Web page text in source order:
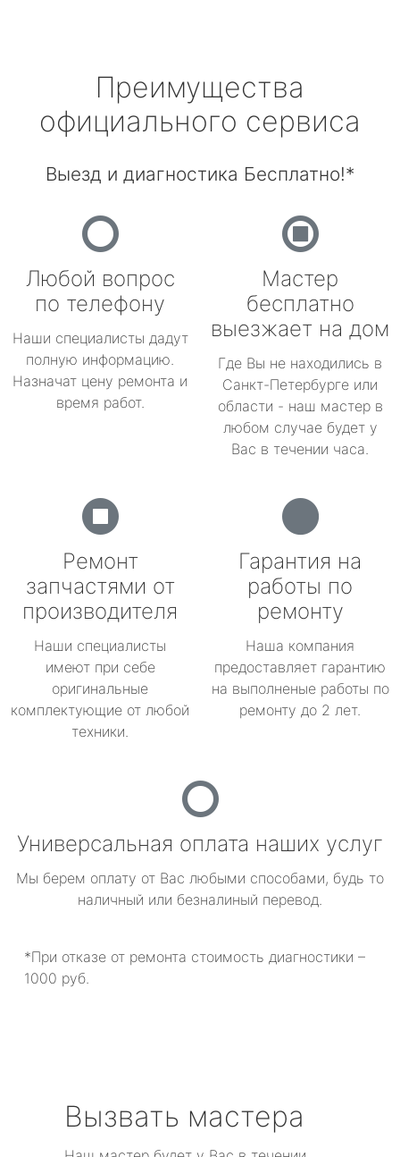
Преимущества
официального сервиса
Выезд и диагностика Бесплатно!*
Любой вопрос
по телефону
Наши специалисты дадут
полную информацию.
Назначат цену ремонта и
время работ.
Мастер
бесплатно
выезжает на дом
Где Вы не находились в
Санкт-Петербурге или
области - наш мастер в
любом случае будет у
Вас в течении часа.
Ремонт
запчастями от
производителя
Наши специалисты
имеют при себе
оригинальные
комплектующие от любой
техники.
Гарантия на
работы по
ремонту
Наша компания
предоставляет гарантию
на выполненые работы по
ремонту до 2 лет.
Универсальная оплата наших услуг
Мы берем оплату от Вас любыми способами, будь то
наличный или безналиный перевод.
*При отказе от ремонта стоимость диагностики –
1000 руб.
Вызвать мастера